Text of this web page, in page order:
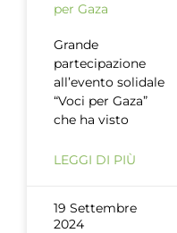
per Gaza
Grande
partecipazione
all’evento solidale
“Voci per Gaza”
che ha visto
LEGGI DI PIÙ
19 Settembre
2024